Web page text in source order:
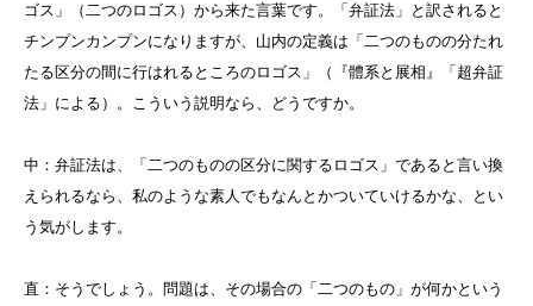
ゴス」（二つのロゴス）から来た言葉です。「弁証法」と訳されると
チンプンカンプンになりますが、山内の定義は「二つのものの分たれ
たる区分の間に行はれるところのロゴス」（『體系と展相』「超弁証
法」による）。こういう説明なら、どうですか。
中：弁証法は、「二つのものの区分に関するロゴス」であると言い換
えられるなら、私のような素人でもなんとかついていけるかな、とい
う気がします。
直：そうでしょう。問題は、その場合の「二つのもの」が何かという